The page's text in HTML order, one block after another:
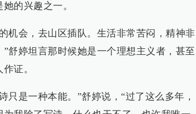
的兴趣之一。
机会，去山区插队。生活非常苦闷，精神非
舒婷坦言那时候她是一个理想主义者，甚至
证。
只是一种本能。”舒婷说，“过了这么多年，